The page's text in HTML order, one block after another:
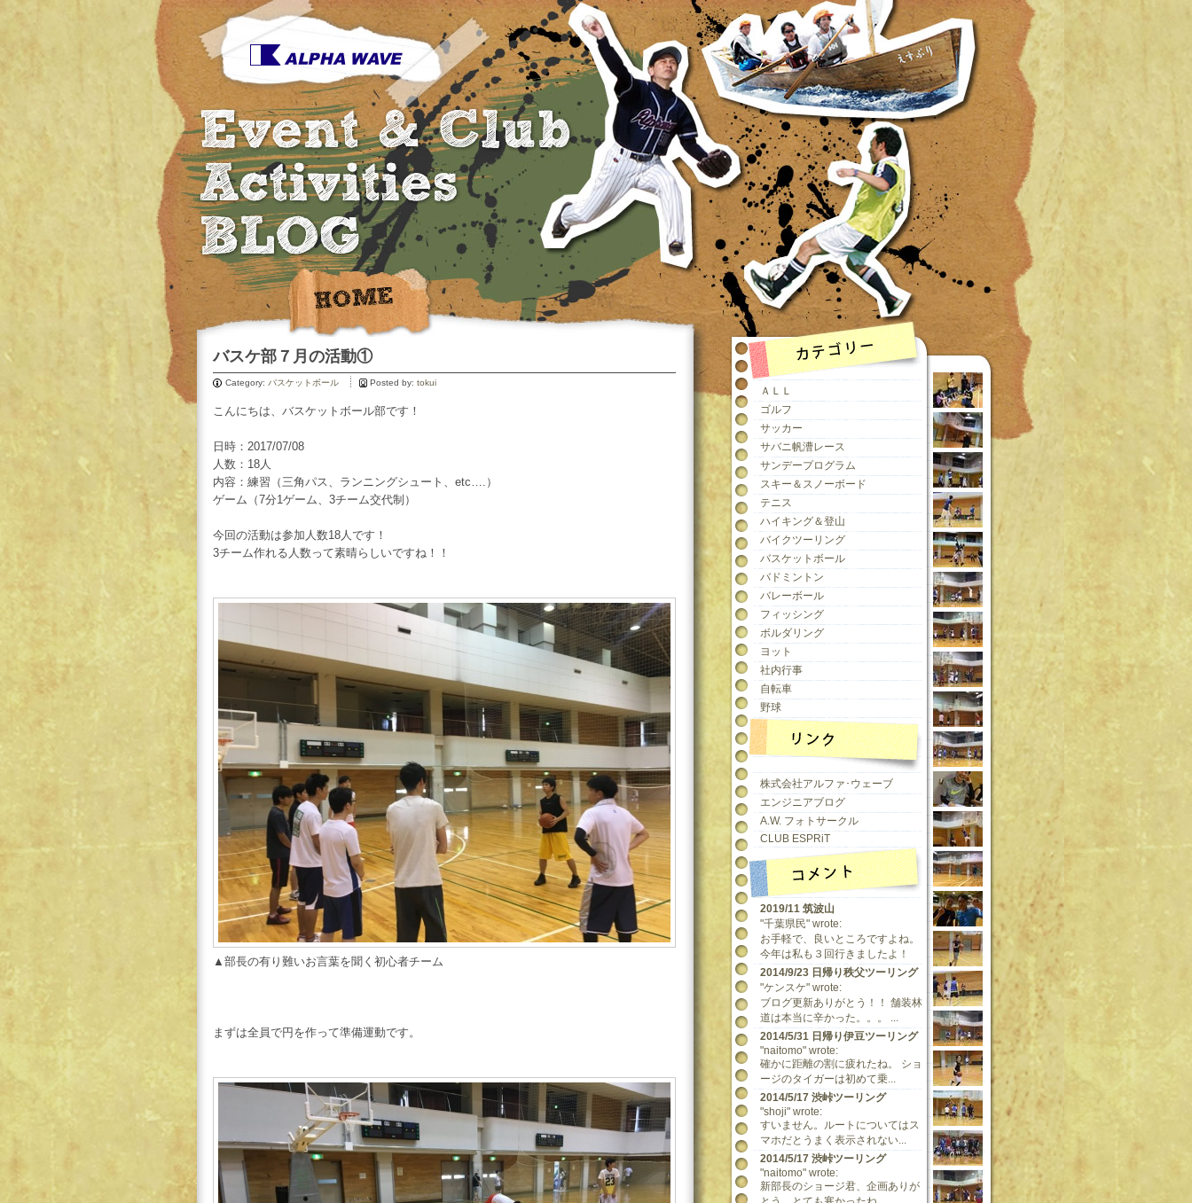
バスケ部７月の活動①
Category: バスケットボール Posted by: tokui
こんにちは、バスケットボール部です！
日時：2017/07/08
人数：18人
内容：練習（三角パス、ランニングシュート、etc….）
ゲーム（7分1ゲーム、3チーム交代制）
今回の活動は参加人数18人です！
3チーム作れる人数って素晴らしいですね！！
▲部長の有り難いお言葉を聞く初心者チーム
まずは全員で円を作って準備運動です。
ＡＬＬ
ゴルフ
サッカー
サバニ帆漕レース
サンデープログラム
スキー＆スノーボード
テニス
ハイキング＆登山
バイクツーリング
バスケットボール
バドミントン
バレーボール
フィッシング
ボルダリング
ヨット
社内行事
自転車
野球
株式会社アルファ･ウェーブ
エンジニアブログ
A.W. フォトサークル
CLUB ESPRiT
2019/11 筑波山
"千葉県民" wrote:
お手軽で、良いところですよね。
今年は私も３回行きましたよ！
2014/9/23 日帰り秩父ツーリング
"ケンスケ" wrote:
ブログ更新ありがとう！！ 舗装林
道は本当に辛かった。。。 ...
2014/5/31 日帰り伊豆ツーリング
"naitomo" wrote:
確かに距離の割に疲れたね。 ショ
ージのタイガーは初めて乗...
2014/5/17 渋峠ツーリング
"shoji" wrote:
すいません。ルートについてはス
マホだとうまく表示されない...
2014/5/17 渋峠ツーリング
"naitomo" wrote:
新部長のショージ君、企画ありが